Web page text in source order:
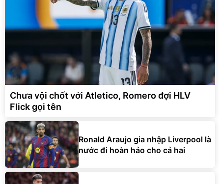
Chưa vội chốt với Atletico, Romero đợi HLV
Flick gọi tên
Ronald Araujo gia nhập Liverpool là
nước đi hoàn hảo cho cả hai